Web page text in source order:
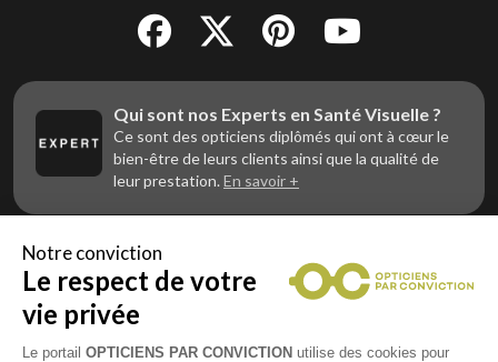
Qui sont nos Experts en Santé Visuelle ?
Ce sont des opticiens diplômés qui ont à cœur le
bien-être de leurs clients ainsi que la qualité de
leur prestation.En savoir +
Vous êtes un professionnel de la vue et
vous souhaitez nous rejoindre ?
Contactez Alliance Optic, la centrale d’achats et
d’accompagnement des opticiens indépendants
Notre conviction
Le respect de votre
vie privée
Le portail OPTICIENS PAR CONVICTION utilise des cookies pour